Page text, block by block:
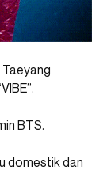
BTS.
domestik dan